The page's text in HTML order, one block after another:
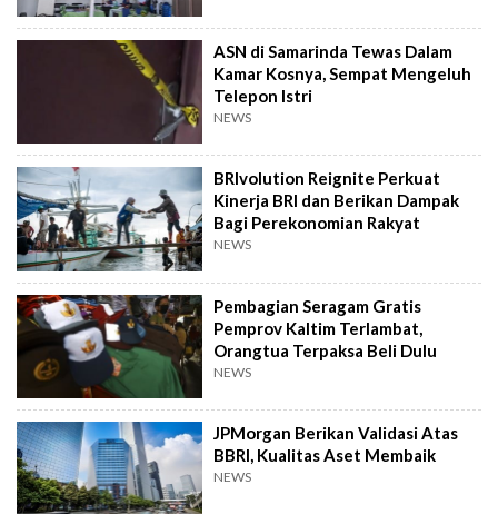
ASN di Samarinda Tewas Dalam
Kamar Kosnya, Sempat Mengeluh
Telepon Istri
NEWS
BRIvolution Reignite Perkuat
Kinerja BRI dan Berikan Dampak
Bagi Perekonomian Rakyat
NEWS
Pembagian Seragam Gratis
Pemprov Kaltim Terlambat,
Orangtua Terpaksa Beli Dulu
NEWS
JPMorgan Berikan Validasi Atas
BBRI, Kualitas Aset Membaik
NEWS